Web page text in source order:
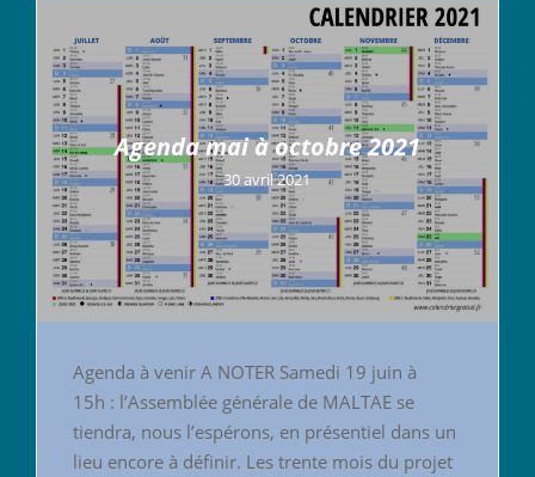
Agenda mai à octobre 2021
30 avril 2021
Agenda à venir A NOTER Samedi 19 juin à
15h : l’Assemblée générale de MALTAE se
tiendra, nous l’espérons, en présentiel dans un
lieu encore à définir. Les trente mois du projet